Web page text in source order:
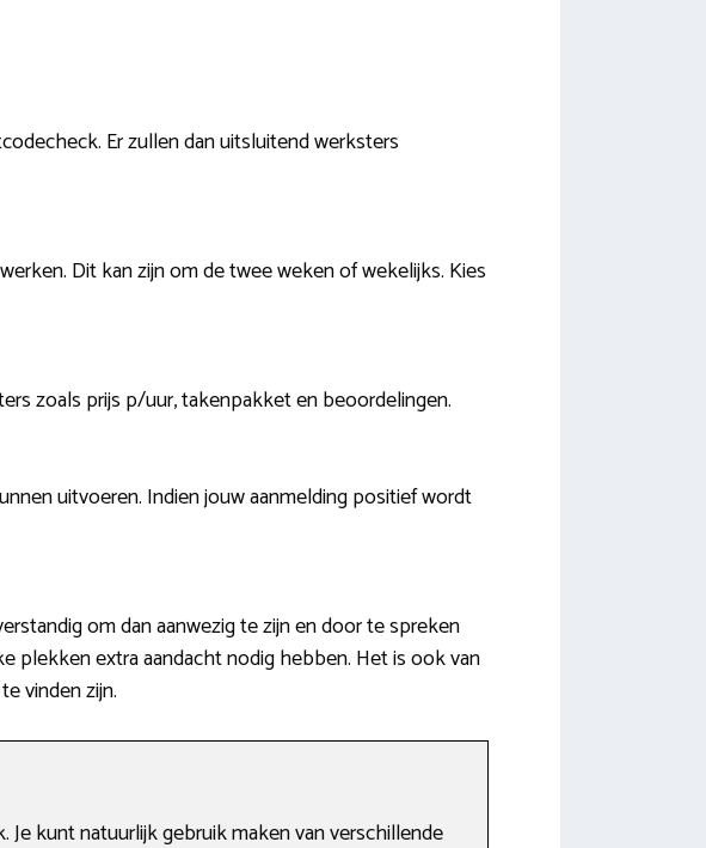
Er zullen dan uitsluitend werksters
Dit kan zijn om de twee weken of wekelijks. Kies
zoals prijs p/uur, takenpakket en beoordelingen.
uitvoeren. Indien jouw aanmelding positief wordt
om dan aanwezig te zijn en door te spreken
plekken extra aandacht nodig hebben. Het is ook van
vinden zijn.
kunt natuurlijk gebruik maken van verschillende